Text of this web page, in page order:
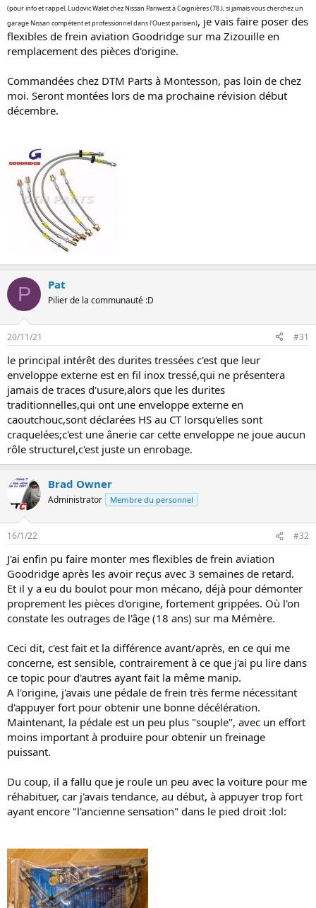
(pour info et rappel, Ludovic Walet chez Nissan Pariwest à Coignières (78.), si jamais vous cherchez un
garage Nissan compétent et professionnel dans l'Ouest parisien), je vais faire poser des
flexibles de frein aviation Goodridge sur ma Zizouille en
remplacement des pièces d'origine.
Commandées chez DTM Parts à Montesson, pas loin de chez
moi. Seront montées lors de ma prochaine révision début
décembre.
P Pat
Pilier de la communauté :D
20/11/21 #31
le principal intérêt des durites tressées c'est que leur
enveloppe externe est en fil inox tressé,qui ne présentera
jamais de traces d'usure,alors que les durites
traditionnelles,qui ont une enveloppe externe en
caoutchouc,sont déclarées HS au CT lorsqu'elles sont
craquelées;c'est une ânerie car cette enveloppe ne joue aucun
rôle structurel,c'est juste un enrobage.
Brad Owner
Administrator Membre du personnel
16/1/22 #32
J'ai enfin pu faire monter mes flexibles de frein aviation
Goodridge après les avoir reçus avec 3 semaines de retard.
Et il y a eu du boulot pour mon mécano, déjà pour démonter
proprement les pièces d'origine, fortement grippées. Où l'on
constate les outrages de l'âge (18 ans) sur ma Mémère.
Ceci dit, c'est fait et la différence avant/après, en ce qui me
concerne, est sensible, contrairement à ce que j'ai pu lire dans
ce topic pour d'autres ayant fait la même manip.
A l'origine, j'avais une pédale de frein très ferme nécessitant
d'appuyer fort pour obtenir une bonne décélération.
Maintenant, la pédale est un peu plus "souple", avec un effort
moins important à produire pour obtenir un freinage
puissant.
Du coup, il a fallu que je roule un peu avec la voiture pour me
réhabituer, car j'avais tendance, au début, à appuyer trop fort
ayant encore "l'ancienne sensation" dans le pied droit :lol: